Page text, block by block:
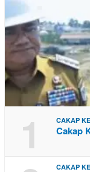
1 CAKAP
Cakap
CAKAP